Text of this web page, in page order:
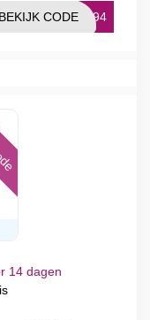
M494
BEKIJK CODE
14 dagen